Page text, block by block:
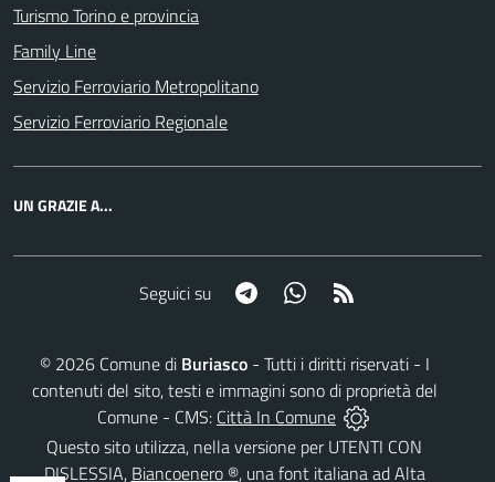
Turismo Torino e provincia
Family Line
Servizio Ferroviario Metropolitano
Servizio Ferroviario Regionale
UN GRAZIE A...
Seguici su Telegram Whatsapp
© 2026Comune di Buriasco- Tutti i diritti riservati - I
contenuti del sito, testi e immagini sono di proprietà del
Comune - CMS: Città In Comune
Questo sito utilizza, nella versione per UTENTI CON
DISLESSIA, Biancoenero ®, una font italiana ad Alta